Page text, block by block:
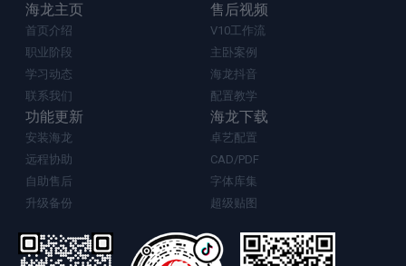
海龙主页
首页介绍
职业阶段
学习动态
联系我们
售后视频
V10工作流
主卧案例
海龙抖音
配置教学
功能更新
安装海龙
远程协助
自助售后
升级备份
海龙下载
卓艺配置
CAD/PDF
字体库集
超级贴图